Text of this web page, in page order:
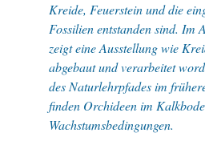
Kreide, Feuerstein und die
Fossilien entstanden sind. Im
zeigt eine Ausstellung wie
abgebaut und verarbeitet
des Naturlehrpfades im
finden Orchideen im
Wachstumsbedingungen.